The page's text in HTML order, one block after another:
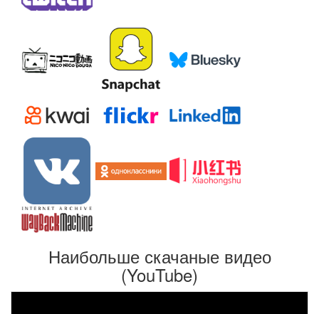
Наибольше скачаные видео
(YouTube)